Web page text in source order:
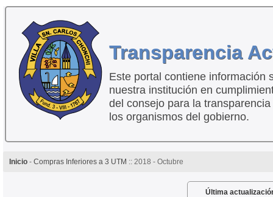
Transparencia
Este portal contiene información
nuestra institución en
del consejo para la
los organismos del gobierno.
Inicio- Compras Inferiores a 3 UTM :: 2018 - Octubre
Última